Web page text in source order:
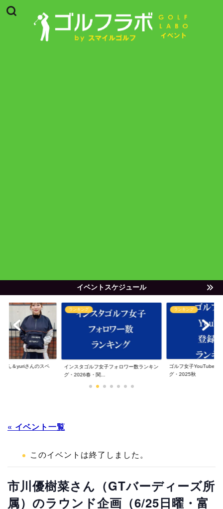
イベントスケジュール
ん＆yuriさんのスペ
ランキング
インスタゴルフ女子フォロワー数ランキン
グ・2026春・関...
ランキング
ゴルフ女子YouTube登
グ・2025秋
« イベント一覧
このイベントは終了しました。
市川優樹菜さん（GTバーディーズ所
属）のラウンド企画（6/25日曜・富